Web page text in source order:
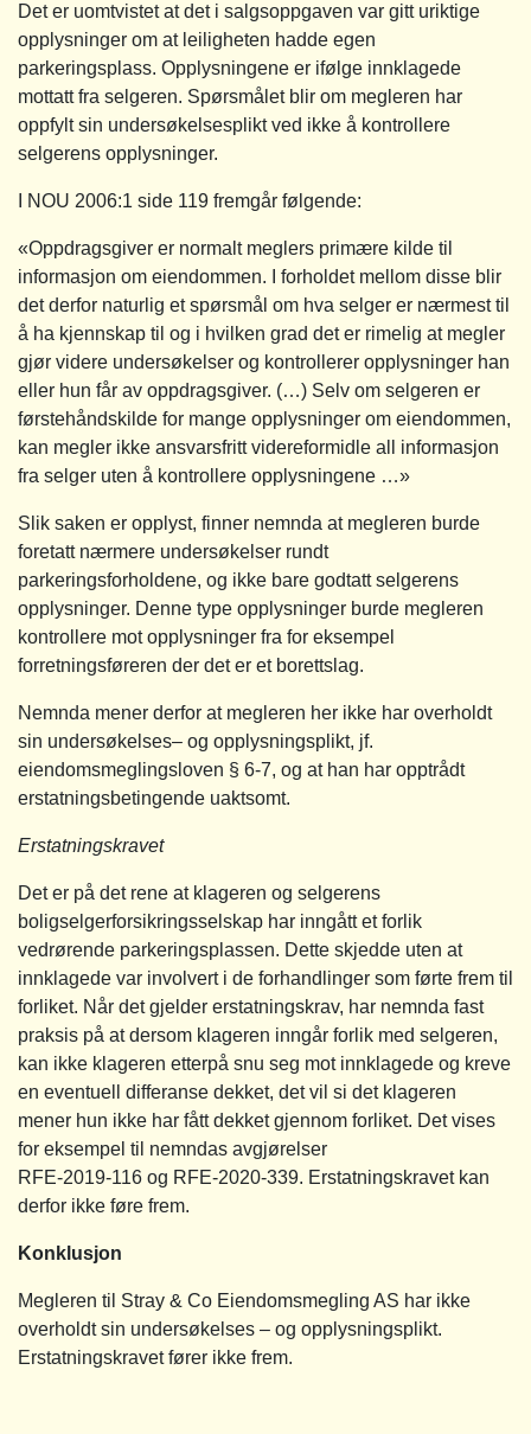
Det er uomtvistet at det i salgsoppgaven var gitt uriktige
opplysninger om at leiligheten hadde egen
parkeringsplass. Opplysningene er ifølge innklagede
mottatt fra selgeren. Spørsmålet blir om megleren har
oppfylt sin undersøkelsesplikt ved ikke å kontrollere
selgerens opplysninger.
I NOU 2006:1 side 119 fremgår følgende:
«Oppdragsgiver er normalt meglers primære kilde til
informasjon om eiendommen. I forholdet mellom disse blir
det derfor naturlig et spørsmål om hva selger er nærmest til
å ha kjennskap til og i hvilken grad det er rimelig at megler
gjør videre undersøkelser og kontrollerer opplysninger han
eller hun får av oppdragsgiver. (…) Selv om selgeren er
førstehåndskilde for mange opplysninger om eiendommen,
kan megler ikke ansvarsfritt videreformidle all informasjon
fra selger uten å kontrollere opplysningene …»
Slik saken er opplyst, finner nemnda at megleren burde
foretatt nærmere undersøkelser rundt
parkeringsforholdene, og ikke bare godtatt selgerens
opplysninger. Denne type opplysninger burde megleren
kontrollere mot opplysninger fra for eksempel
forretningsføreren der det er et borettslag.
Nemnda mener derfor at megleren her ikke har overholdt
sin undersøkelses– og opplysningsplikt, jf.
eiendomsmeglingsloven § 6-7, og at han har opptrådt
erstatningsbetingende uaktsomt.
Erstatningskravet
Det er på det rene at klageren og selgerens
boligselgerforsikringsselskap har inngått et forlik
vedrørende parkeringsplassen. Dette skjedde uten at
innklagede var involvert i de forhandlinger som førte frem til
forliket. Når det gjelder erstatningskrav, har nemnda fast
praksis på at dersom klageren inngår forlik med selgeren,
kan ikke klageren etterpå snu seg mot innklagede og kreve
en eventuell differanse dekket, det vil si det klageren
mener hun ikke har fått dekket gjennom forliket. Det vises
for eksempel til nemndas avgjørelser
RFE-2019-116 og RFE-2020-339. Erstatningskravet kan
derfor ikke føre frem.
Konklusjon
Megleren til Stray & Co Eiendomsmegling AS har ikke
overholdt sin undersøkelses – og opplysningsplikt.
Erstatningskravet fører ikke frem.